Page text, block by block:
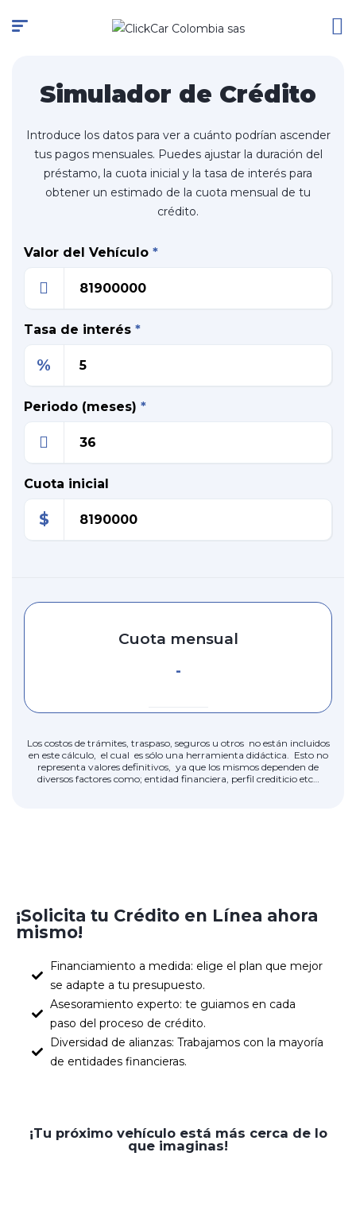
Simulador de Crédito
Introduce los datos para ver a cuánto podrían ascender
tus pagos mensuales. Puedes ajustar la duración del
préstamo, la cuota inicial y la tasa de interés para
obtener un estimado de la cuota mensual de tu
crédito.
Valor del Vehículo *
Tasa de interés *
%
Periodo (meses) *
Cuota inicial
$
Cuota mensual
-
Los costos de trámites, traspaso, seguros u otros no están incluidos
en este cálculo, el cual es sólo una herramienta didáctica. Esto no
representa valores definitivos, ya que los mismos dependen de
diversos factores como; entidad financiera, perfil crediticio etc…
¡Solicita tu Crédito en Línea ahora
mismo!
Financiamiento a medida: elige el plan que mejor
se adapte a tu presupuesto.
Asesoramiento experto: te guiamos en cada
paso del proceso de crédito.
Diversidad de alianzas: Trabajamos con la mayoría
de entidades financieras.
¡Tu próximo vehículo está más cerca de lo
que imaginas!